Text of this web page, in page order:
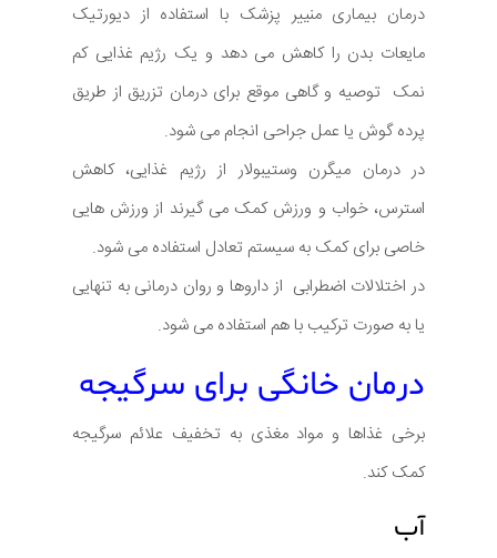
درمان بیماری منییر پزشک با استفاده از دیورتیک
مایعات بدن را کاهش می دهد و یک رژیم غذایی کم
نمک توصیه و گاهی موقع برای درمان تزریق از طریق
پرده گوش یا عمل جراحی انجام می شود.
در درمان میگرن وستیبولار از رژیم غذایی، کاهش
استرس، خواب و ورزش کمک می گیرند از ورزش هایی
خاصی برای کمک به سیستم تعادل استفاده می شود.
در اختلالات اضطرابی از داروها و روان درمانی به تنهایی
یا به صورت ترکیب با هم استفاده می شود.
درمان خانگی برای سرگیجه
برخی غذاها و مواد مغذی به تخفیف علائم سرگیجه
کمک کند.
آب